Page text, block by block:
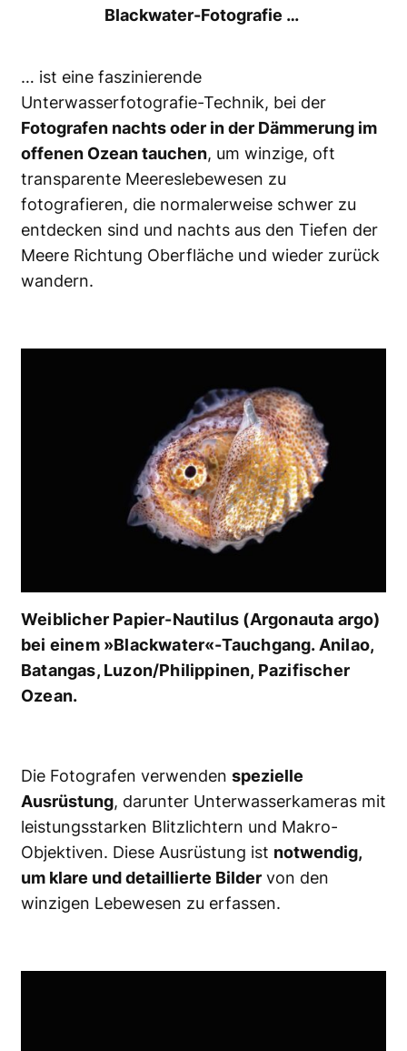
Blackwater-Fotografie …
… ist eine faszinierende
Unterwasserfotografie-Technik, bei der
Fotografen nachts oder in der Dämmerung im
offenen Ozean tauchen, um winzige, oft
transparente Meereslebewesen zu
fotografieren, die normalerweise schwer zu
entdecken sind und nachts aus den Tiefen der
Meere Richtung Oberfläche und wieder zurück
wandern.
Weiblicher Papier-Nautilus (Argonauta argo)
bei einem »Blackwater«-Tauchgang. Anilao,
Batangas, Luzon/Philippinen, Pazifischer
Ozean.
Die Fotografen verwenden spezielle
Ausrüstung, darunter Unterwasserkameras mit
leistungsstarken Blitzlichtern und Makro-
Objektiven. Diese Ausrüstung ist notwendig,
um klare und detaillierte Bilder von den
winzigen Lebewesen zu erfassen.